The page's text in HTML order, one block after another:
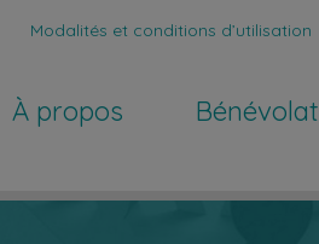
Modalités et conditions d’utilisation
À propos Bénévolat